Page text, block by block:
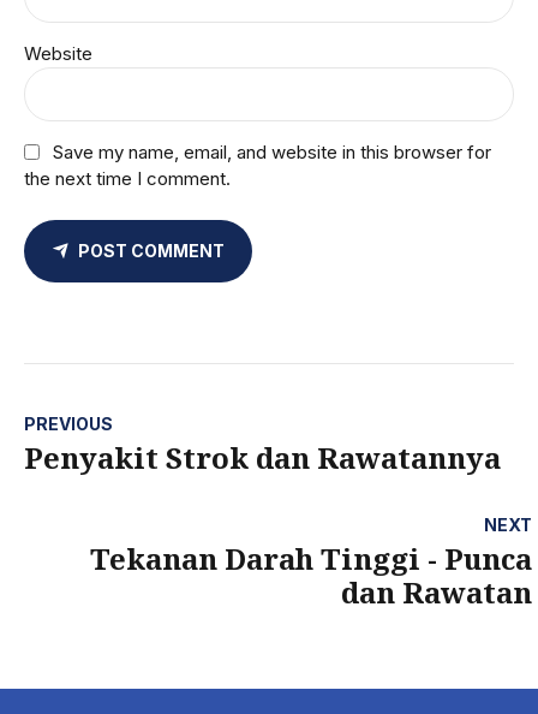
Website
Save my name, email, and website in this browser for
the next time I comment.
POST COMMENT
PREVIOUS
Penyakit Strok dan Rawatannya
NEXT
Tekanan Darah Tinggi - Punca
dan Rawatan